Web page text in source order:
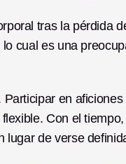
tras la pérdida
cual es una
en
Con el
lugar de verse